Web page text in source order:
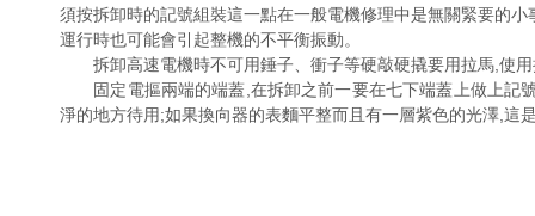
須按拆卸時的記號組裝這一點在一般電機修理中是無關緊要的小
運行時也可能會引起整機的不平衡振動。
拆卸高速電機時不可用錘子、衝子等硬敲硬撬要用拉馬,使
固定電摳兩端的端蓋,在拆卸之前一要在七下端蓋上做上記號.
淨的地方待用;如果換向器的表麵平整而且有一層紫色的光澤,這